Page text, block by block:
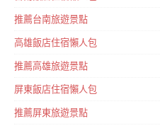
推薦台南旅遊景點
高雄飯店住宿懶人包
推薦高雄旅遊景點
屏東飯店住宿懶人包
推薦屏東旅遊景點